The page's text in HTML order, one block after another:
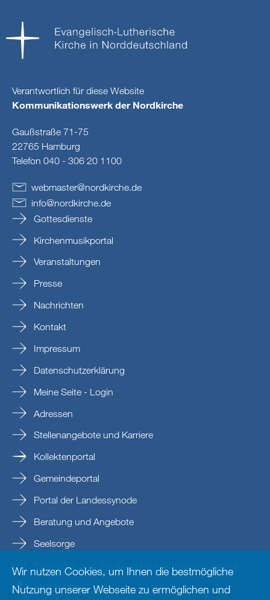
Verantwortlich für diese Website
Kommunikationswerk der Nordkirche
Gaußstraße 71-75
22765 Hamburg
Telefon 040 - 306 20 1100
webmaster@nordkirche.de
info@nordkirche.de
Gottesdienste
Kirchenmusikportal
Veranstaltungen
Presse
Nachrichten
Kontakt
Impressum
Datenschutzerklärung
Meine Seite - Login
Adressen
Stellenangebote und Karriere
Kollektenportal
Gemeindeportal
Portal der Landessynode
Beratung und Angebote
Seelsorge
Prävention und Beratung bei sexualisierter Gewalt
Nordkirche
Wir nutzen Cookies, um Ihnen die bestmögliche
Nutzung unserer Webseite zu ermöglichen und